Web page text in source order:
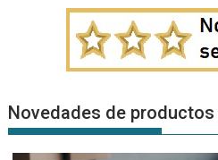
Novedades de